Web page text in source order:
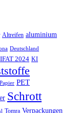
Altreifen aluminium
Deutschland
IFAT 2024 KI
Papier PET
Schrott
Tomra Verpackungen